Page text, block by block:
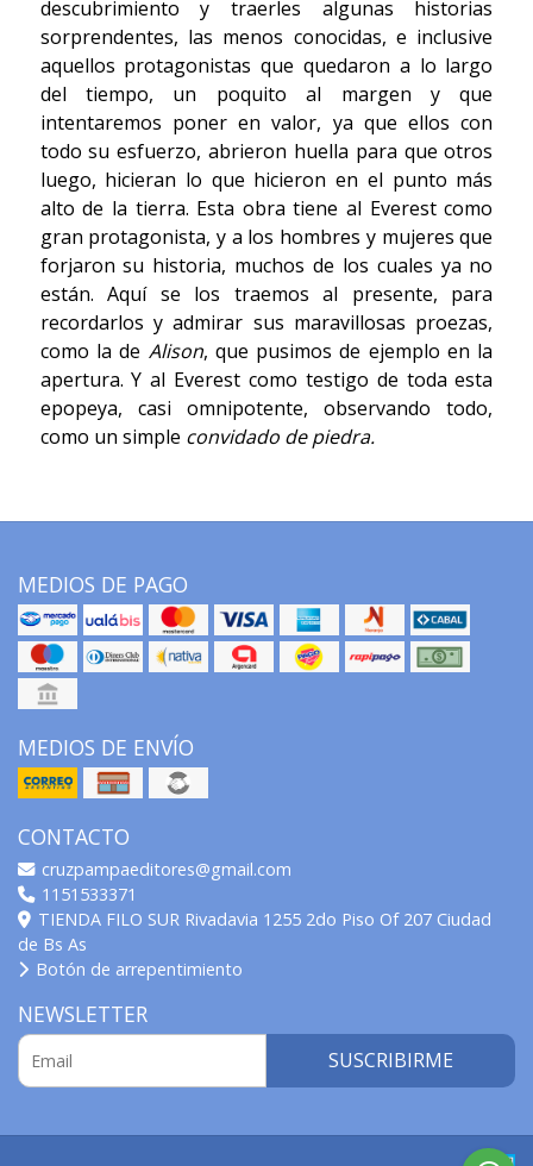
descubrimiento y traerles algunas historias
sorprendentes, las menos conocidas, e inclusive
aquellos protagonistas que quedaron a lo largo
del tiempo, un poquito al margen y que
intentaremos poner en valor, ya que ellos con
todo su esfuerzo, abrieron huella para que otros
luego, hicieran lo que hicieron en el punto más
alto de la tierra. Esta obra tiene al Everest como
gran protagonista, y a los hombres y mujeres que
forjaron su historia, muchos de los cuales ya no
están. Aquí se los traemos al presente, para
recordarlos y admirar sus maravillosas proezas,
como la de Alison, que pusimos de ejemplo en la
apertura. Y al Everest como testigo de toda esta
epopeya, casi omnipotente, observando todo,
como un simple convidado de piedra.
MEDIOS DE PAGO
MEDIOS DE ENVÍO
CONTACTO
cruzpampaeditores@gmail.com
1151533371
TIENDA FILO SUR Rivadavia 1255 2do Piso Of 207 Ciudad
de Bs As
Botón de arrepentimiento
NEWSLETTER
SUSCRIBIRME